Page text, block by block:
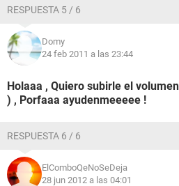
RESPUESTA 5 / 6
Domy
24 feb 2011 a las 23:44
Holaaa , Quiero subirle el
) , Porfaaa ayudenmeeeee !
RESPUESTA 6 / 6
ElComboQeNoSeDeja
28 jun 2012 a las 04:01